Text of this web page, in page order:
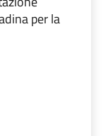
per la